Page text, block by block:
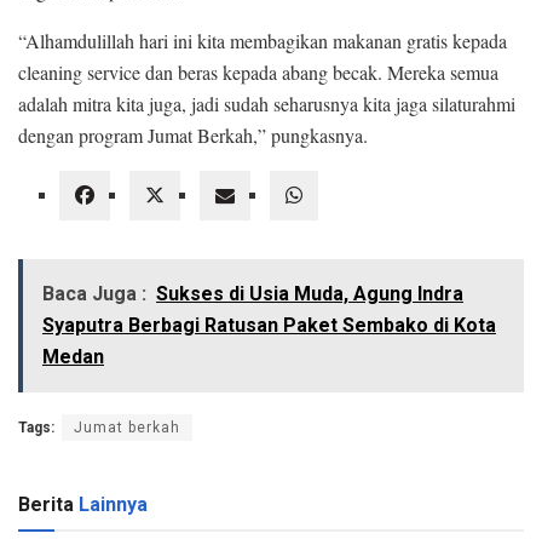
“Alhamdulillah hari ini kita membagikan makanan gratis kepada
cleaning service dan beras kepada abang becak. Mereka semua
adalah mitra kita juga, jadi sudah seharusnya kita jaga silaturahmi
dengan program Jumat Berkah,” pungkasnya.
Baca Juga : Sukses di Usia Muda, Agung Indra
Syaputra Berbagi Ratusan Paket Sembako di Kota
Medan
Tags: Jumat berkah
Berita Lainnya